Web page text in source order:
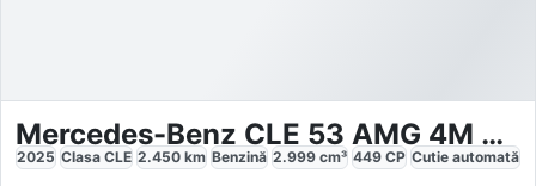
Mercedes-Benz CLE 53 AMG 4M Premium Plus
2025 Clasa CLE 2.450 km Benzină 2.999 cm³ 449 CP Cutie automată